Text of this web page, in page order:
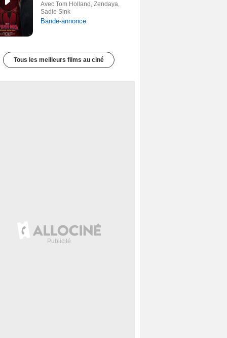
Avec Tom Holland, Zendaya,
Sadie Sink
Bande-annonce
Tous les meilleurs films au ciné